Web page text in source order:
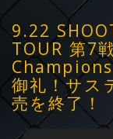
9.22
TOUR 第7
御礼！サス
売を終了！